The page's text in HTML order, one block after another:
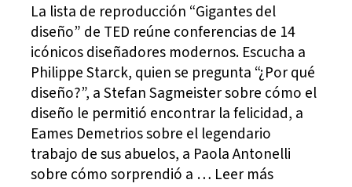
La lista de reproducción “Gigantes del
diseño” de TED reúne conferencias de 14
icónicos diseñadores modernos. Escucha a
Philippe Starck, quien se pregunta “¿Por qué
diseño?”, a Stefan Sagmeister sobre cómo el
diseño le permitió encontrar la felicidad, a
Eames Demetrios sobre el legendario
trabajo de sus abuelos, a Paola Antonelli
sobre cómo sorprendió a … Leer más